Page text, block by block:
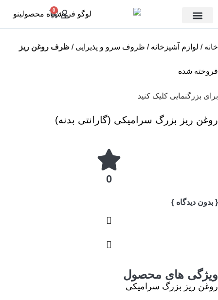
0
خانه لوازم آشپزخانه ظروف سرو و پذیرایی ظرف روغن ریز
فروخته شده
برای بزرگنمایی کلیک کنید
روغن ریز بزرگ سرامیکی (گارانتی بدنه)
0
{ بدون دیدگاه }
ویژگی های محصول
روغن ریز بزرگ سرامیکی